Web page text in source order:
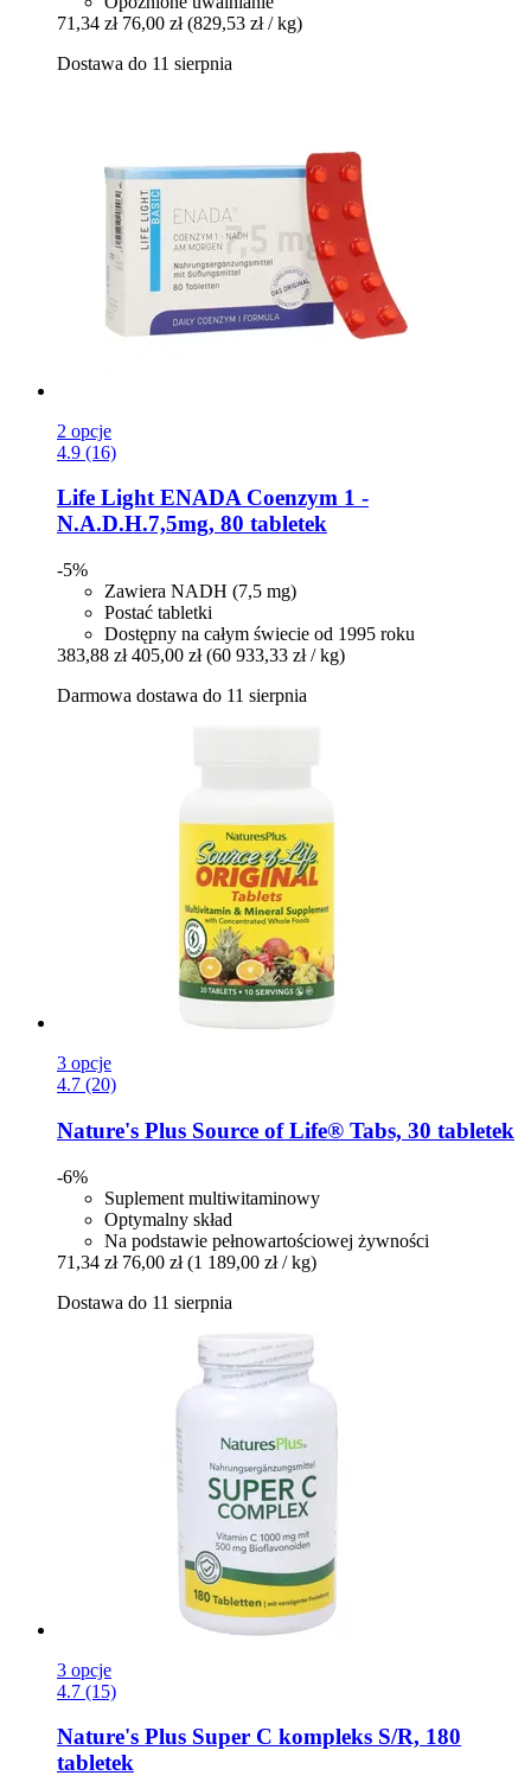
71,34 zł 76,00 zł (829,53 zł / kg)
Dostawa do 11 sierpnia
2 opcje
4.9 (16)
Life LightENADA Coenzym 1 -​
N.A.D.H.7,5mg, 80 tabletek
-5%
Zawiera NADH (7,5 mg)
Postać tabletki
Dostępny na całym świecie od 1995 roku
383,88 zł 405,00 zł (60 933,33 zł / kg)
Darmowa dostawa do 11 sierpnia
3 opcje
4.7 (20)
Nature's Plus Source of Life® Tabs, 30 tabletek
-6%
Suplement multiwitaminowy
Optymalny skład
Na podstawie pełnowartościowej żywności
71,34 zł 76,00 zł (1 189,00 zł / kg)
Dostawa do 11 sierpnia
3 opcje
4.7 (15)
Nature's Plus Super C kompleks S/R, 180
tabletek